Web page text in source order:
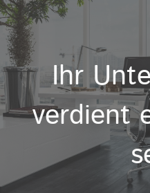
Ihr
verdient